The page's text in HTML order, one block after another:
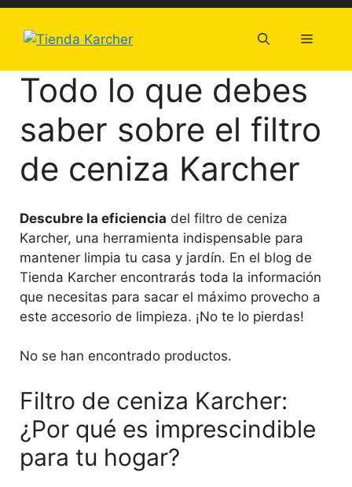
Saltar
contenido
Menú
Todo lo que debes
saber sobre el filtro
de ceniza Karcher
Descubre la eficiencia del filtro de ceniza
Karcher, una herramienta indispensable para
mantener limpia tu casa y jardín. En el blog de
Tienda Karcher encontrarás toda la información
que necesitas para sacar el máximo provecho a
este accesorio de limpieza. ¡No te lo pierdas!
No se han encontrado productos.
Filtro de ceniza Karcher:
¿Por qué es imprescindible
para tu hogar?